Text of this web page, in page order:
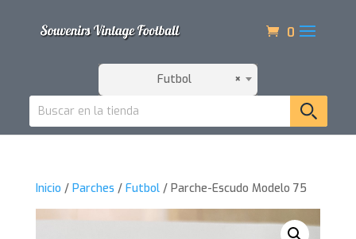
0
×
Futbol
Inicio / Parches / Futbol/ Parche-Escudo Modelo 75